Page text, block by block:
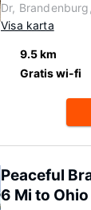
Dr,
Visa karta
9.5 km
Gratis wi-fi
Peaceful
6 Mi to